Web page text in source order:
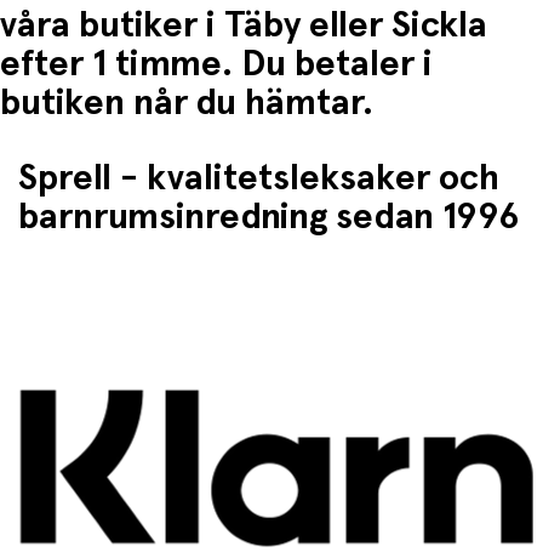
Möjlighet att experimentera och styra vattnet själv
Kombinerar lek med lärande på ett naturligt sätt
Kan användas om och om igen med nya idéer varje
gång
Underhåll
Torka av efter användning och förvara torrt när
vattenbanan inte används för längre livslängd.
våra butiker i Täby eller Sickla
efter 1 timme. Du betaler i
butiken når du hämtar.
Sprell - kvalitetsleksaker och
barnrumsinredning sedan 1996